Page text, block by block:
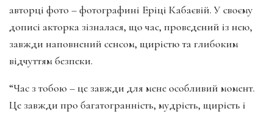
авторці фото – фотографині Еріці Кабаєвій. У своєму
дописі акторка зізналася, що час, проведений із нею,
завжди наповнений сенсом, щирістю та глибоким
відчуттям безпеки.
“Час з тобою – це завжди для мене особливий момент.
Це завжди про багатогранність, мудрість, щирість і